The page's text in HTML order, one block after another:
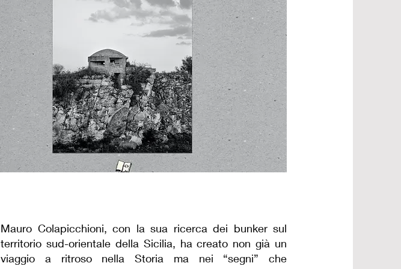
Mauro Colapicchioni, con la sua ricerca dei bunker sul
territorio sud-orientale della Sicilia, ha creato non già un
viaggio a ritroso nella Storia ma nei “segni” che